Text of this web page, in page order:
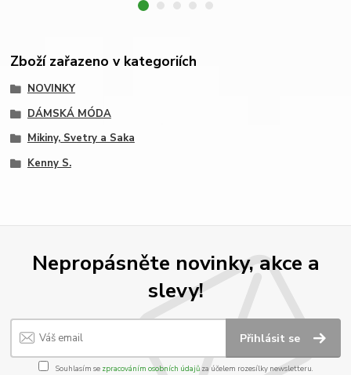
Zboží zařazeno v kategoriích
NOVINKY
DÁMSKÁ MÓDA
Mikiny, Svetry a Saka
Kenny S.
Nepropásněte novinky, akce a
slevy!
Přihlásit se
Souhlasím se zpracováním osobních údajůza účelem rozesílky newsletteru.